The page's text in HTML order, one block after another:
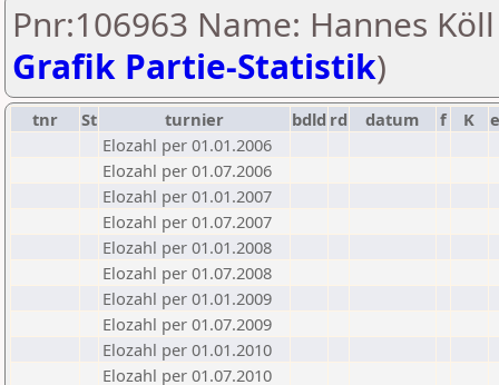
Pnr:106963 Name: Hannes
Grafik Partie-Statistik)
tnr St turnier bdld rd datum f K
Elozahl per 01.01.2006
Elozahl per 01.07.2006
Elozahl per 01.01.2007
Elozahl per 01.07.2007
Elozahl per 01.01.2008
Elozahl per 01.07.2008
Elozahl per 01.01.2009
Elozahl per 01.07.2009
Elozahl per 01.01.2010
Elozahl per 01.07.2010